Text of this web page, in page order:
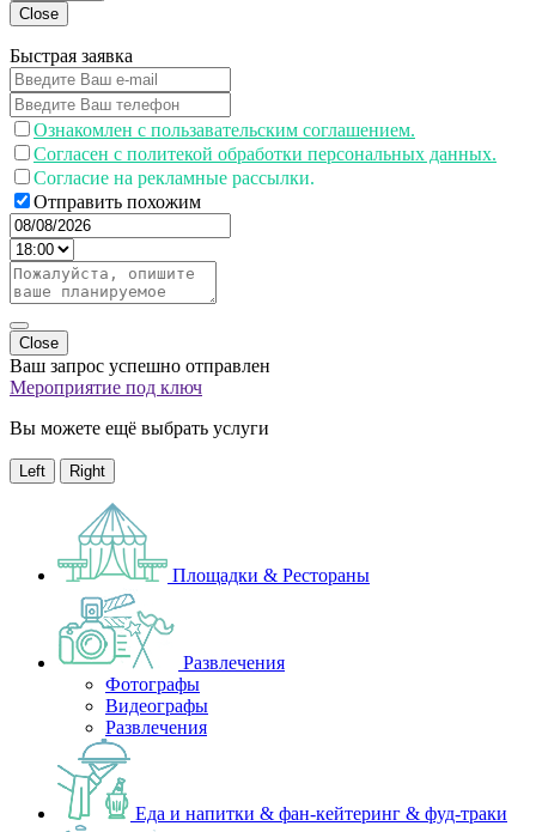
Close
Быстрая заявка
Ознакомлен с пользавательским соглашением.
Согласен с политекой обработки персональных данных.
Согласие на рекламные рассылки.
Отправить похожим
Close
Ваш запрос успешно отправлен
Мероприятие под ключ
Вы можете ещё выбрать услуги
Left Right
Площадки & Рестораны
Развлечения
Фотографы
Видеографы
Развлечения
Еда и напитки & фан-кейтеринг & фуд-траки